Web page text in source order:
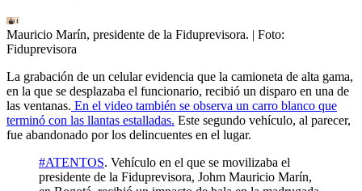
Mauricio Marín, presidente de la Fiduprevisora. | Foto:
Fiduprevisora
La grabación de un celular evidencia que la camioneta de alta gama,
en la que se desplazaba el funcionario, recibió un disparo en una de
las ventanas. En el video también se observa un carro blanco que
terminó con las llantas estalladas. Este segundo vehículo, al parecer,
fue abandonado por los delincuentes en el lugar.
#ATENTOS. Vehículo en el que se movilizaba el
presidente de la Fiduprevisora, Johm Mauricio Marín,